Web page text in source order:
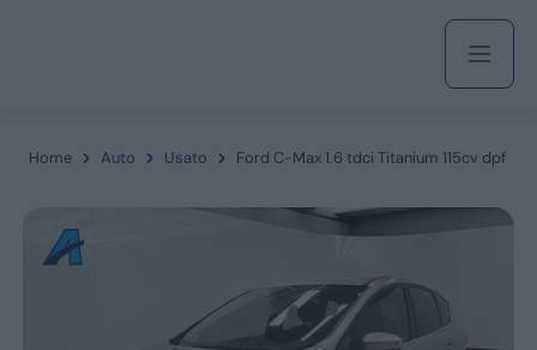
Acquista
Azienda
Servizi
Home Auto Usato Ford C-Max 1.6 tdci Titanium 115cv dpf